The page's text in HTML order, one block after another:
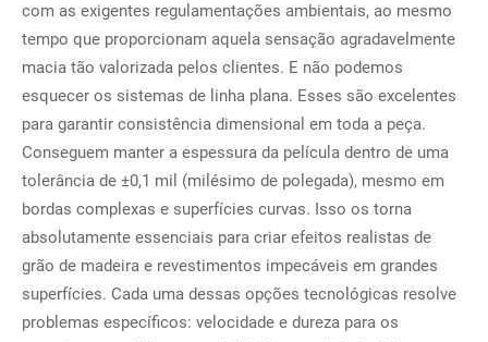
com as exigentes regulamentações ambientais, ao mesmo
tempo que proporcionam aquela sensação agradavelmente
macia tão valorizada pelos clientes. E não podemos
esquecer os sistemas de linha plana. Esses são excelentes
para garantir consistência dimensional em toda a peça.
Conseguem manter a espessura da película dentro de uma
tolerância de ±0,1 mil (milésimo de polegada), mesmo em
bordas complexas e superfícies curvas. Isso os torna
absolutamente essenciais para criar efeitos realistas de
grão de madeira e revestimentos impecáveis em grandes
superfícies. Cada uma dessas opções tecnológicas resolve
problemas específicos: velocidade e dureza para os